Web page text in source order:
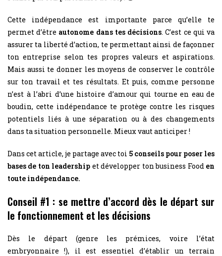
Cette indépendance est importante parce qu’elle te
permet d’être autonome dans tes décisions. C’est ce qui va
assurer ta liberté d’action, te permettant ainsi de façonner
ton entreprise selon tes propres valeurs et aspirations.
Mais aussi te donner les moyens de conserver le contrôle
sur ton travail et tes résultats. Et puis, comme personne
n’est à l’abri d’une histoire d’amour qui tourne en eau de
boudin, cette indépendance te protège contre les risques
potentiels liés à une séparation ou à des changements
dans ta situation personnelle. Mieux vaut anticiper !
Dans cet article, je partage avec toi 5 conseils pour poser les
bases de ton leadership et développer ton business Food en
toute indépendance.
Conseil #1 : se mettre d’accord dès le départ sur
le fonctionnement et les décisions
Dès le départ (genre les prémices, voire l’état
embryonnaire !), il est essentiel d’établir un terrain